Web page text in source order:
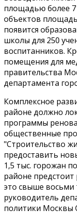
площадью более
объектов
появится
школы для 250
воспитанников.
помещения для
правительства
департамента
Комплексное
районе должно
программы
общественные
"Строительство
предоставить
1,5 тыс. горожан
районе
это свыше восьми
руководитель
политики Москвы